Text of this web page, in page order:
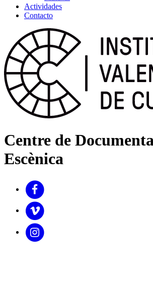
Actividades
Contacto
Centre de
Escènica